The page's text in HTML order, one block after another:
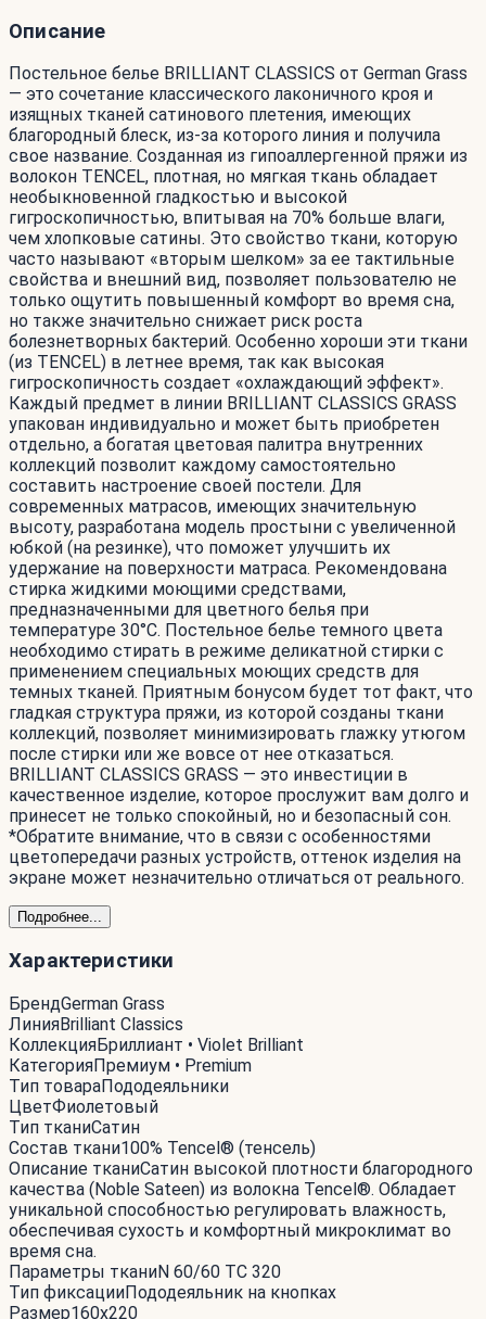
Описание
Постельное белье BRILLIANT CLASSICS от German Grass
— это сочетание классического лаконичного кроя и
изящных тканей сатинового плетения, имеющих
благородный блеск, из-за которого линия и получила
свое название. Созданная из гипоаллергенной пряжи из
волокон TENCEL, плотная, но мягкая ткань обладает
необыкновенной гладкостью и высокой
гигроскопичностью, впитывая на 70% больше влаги,
чем хлопковые сатины. Это свойство ткани, которую
часто называют «вторым шелком» за ее тактильные
свойства и внешний вид, позволяет пользователю не
только ощутить повышенный комфорт во время сна,
но также значительно снижает риск роста
болезнетворных бактерий. Особенно хороши эти ткани
(из TENCEL) в летнее время, так как высокая
гигроскопичность создает «охлаждающий эффект».
Каждый предмет в линии BRILLIANT CLASSICS GRASS
упакован индивидуально и может быть приобретен
отдельно, а богатая цветовая палитра внутренних
коллекций позволит каждому самостоятельно
составить настроение своей постели. Для
современных матрасов, имеющих значительную
высоту, разработана модель простыни с увеличенной
юбкой (на резинке), что поможет улучшить их
удержание на поверхности матраса. Рекомендована
стирка жидкими моющими средствами,
предназначенными для цветного белья при
температуре 30°С. Постельное белье темного цвета
необходимо стирать в режиме деликатной стирки с
применением специальных моющих средств для
темных тканей. Приятным бонусом будет тот факт, что
гладкая структура пряжи, из которой созданы ткани
коллекций, позволяет минимизировать глажку утюгом
после стирки или же вовсе от нее отказаться.
BRILLIANT CLASSICS GRASS — это инвестиции в
качественное изделие, которое прослужит вам долго и
принесет не только спокойный, но и безопасный сон.
*Обратите внимание, что в связи с особенностями
цветопередачи разных устройств, оттенок изделия на
экране может незначительно отличаться от реального.
Подробнее...
Характеристики
БрендGerman Grass
ЛинияBrilliant Classics
КоллекцияБриллиант • Violet Brilliant
КатегорияПремиум • Premium
Тип товараПододеяльники
ЦветФиолетовый
Тип тканиСатин
Состав ткани100% Tencel® (тенсель)
Описание тканиСатин высокой плотности благородного
качества (Noble Sateen) из волокна Tencel®. Обладает
уникальной способностью регулировать влажность,
обеспечивая сухость и комфортный микроклимат во
время сна.
Параметры тканиN 60/60 ТС 320
Тип фиксацииПододеяльник на кнопках
Размер160x220